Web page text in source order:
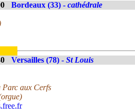
Bordeaux (33) - cathédrale
Versailles (78) - St Louis
Parc aux Cerfs